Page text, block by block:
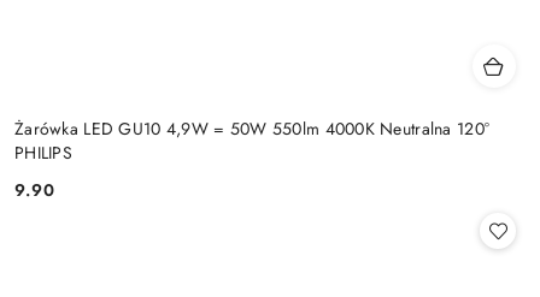
Żarówka LED GU10 4,9W = 50W 550lm 4000K Neutralna 120°
PHILIPS
Cena:
9.90